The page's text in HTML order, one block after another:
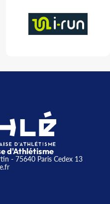
d'Athlétisme
- 75640 Paris Cedex 13